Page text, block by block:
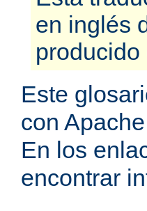
en inglés
Este
con
En los
encontrar